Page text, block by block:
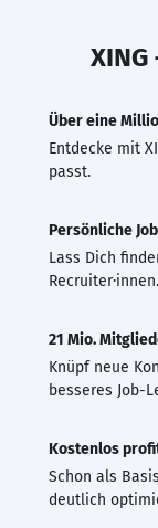
Über eine
Entdecke mit
passt.
Persönliche
Lass Dich
Recruiter·innen.
21 Mio.
Knüpf neue
besseres Job-
Kostenlos
Schon als
deutlich